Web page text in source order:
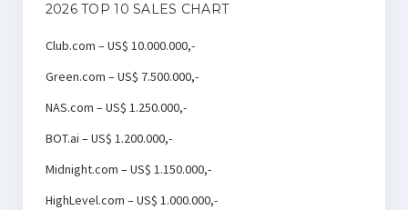
2026 TOP 10 SALES CHART
Club.com – US$ 10.000.000,-
Green.com – US$ 7.500.000,-
NAS.com – US$ 1.250.000,-
BOT.ai – US$ 1.200.000,-
Midnight.com – US$ 1.150.000,-
HighLevel.com – US$ 1.000.000,-